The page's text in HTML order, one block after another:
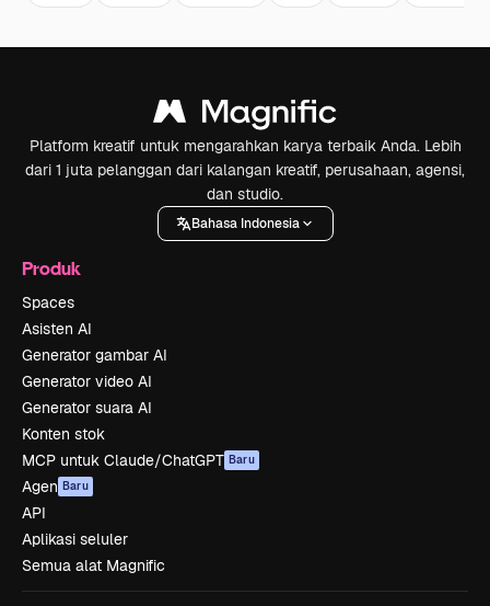
Platform kreatif untuk mengarahkan karya terbaik Anda. Lebih
dari 1 juta pelanggan dari kalangan kreatif, perusahaan, agensi,
dan studio.
Bahasa Indonesia
Produk
Spaces
Asisten AI
Generator gambar AI
Generator video AI
Generator suara AI
Konten stok
MCP untuk Claude/ChatGPT Baru
Agen Baru
API
Aplikasi seluler
Semua alat Magnific